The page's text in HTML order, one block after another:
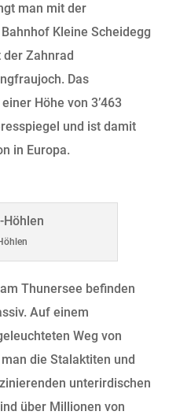
man mit der
Kleine Scheidegg
der Zahnrad
Das
Höhe von 3’463
und ist damit
in Europa.
am Thunersee befinden
Auf einem
Weg von
die Stalaktiten und
unterirdischen
über Millionen von